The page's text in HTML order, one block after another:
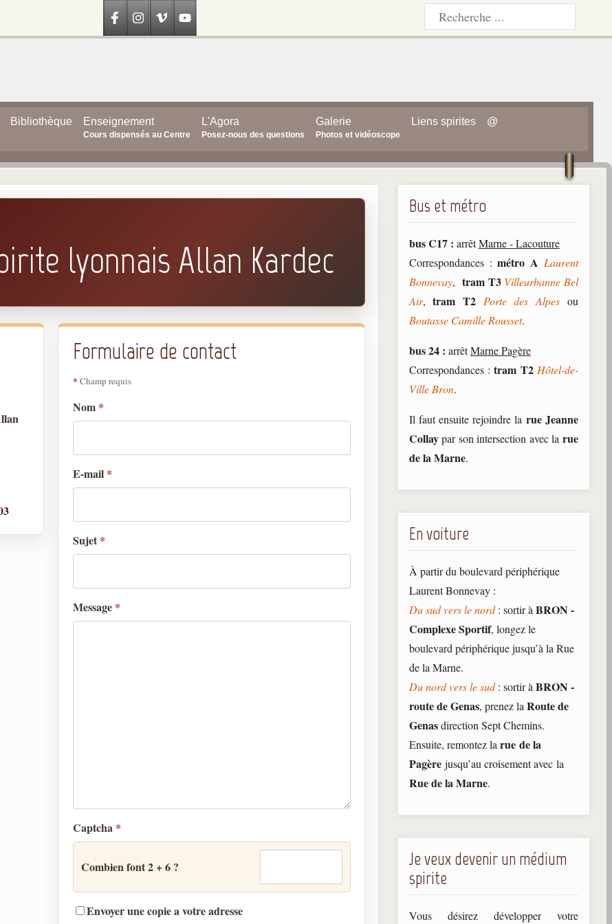
Bibliothèque Enseignement
Cours dispensés au Centre
L'Agora
Posez-nous des questions
Galerie
Photos et vidéoscope
Liens spirites @
lyonnais Allan Kardec
Formulaire de contact
* Champ requis
Nom *
E-mail *
Sujet *
Message *
Captcha *
Combien font 2 + 6 ?
Envoyer une copie a votre adresse
Bus et métro
bus C17 : arrêtMarne - Lacouture
Correspondances :métro A Laurent
Bonnevay,tram T3 Villeurbanne Bel
Air,tram T2 Porte des Alpes ou
Boutasse Camille Rousset.
bus 24 : arrêtMarne Pagère
Correspondances :tram T2 Hôtel-de-
Ville Bron.
Il faut ensuite rejoindre la rue Jeanne
Collaypar son intersection avec la rue
de la Marne.
En voiture
À partir du boulevard périphérique
Laurent Bonnevay :
Du sud vers le nord: sortir à BRON -
Complexe Sportif, longez le
boulevard périphérique jusqu’à la Rue
de la Marne.
Du nord vers le sud: sortir à BRON -
route de Genas, prenez la Route de
Genasdirection Sept Chemins.
Ensuite, remontez larue de la
Pagèrejusqu’au croisement avec la
Rue de la Marne.
Je veux devenir un médium
spirite
Vous désirez développer votre